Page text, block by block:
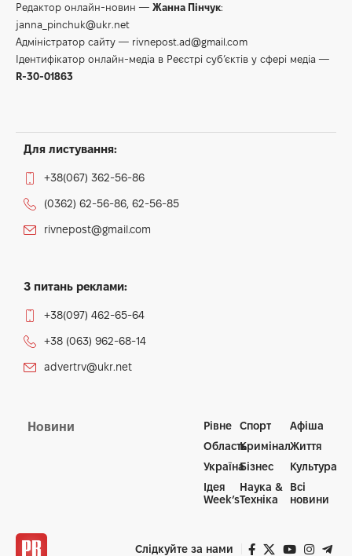
Редактор онлайн-новин — Жанна Пінчук:
janna_pinchuk@ukr.net
Адміністратор сайту — rivnepost.ad@gmail.com
Ідентифікатор онлайн-медіа в Реєстрі суб’єктів у сфері медіа —
R-30-01863
Для листування:
+38(067) 362-56-86
(0362) 62-56-86, 62-56-85
rivnepost@gmail.com
З питань реклами:
+38(097) 462-65-64
+38 (063) 962-68-14
advertrv@ukr.net
Новини
Рівне
Область
Україна
Ідея
Week’s
Спорт
Кримінал
Бізнес
Наука &
Техніка
Афіша
Життя
Культура
Всі
новини
Слідкуйте за нами